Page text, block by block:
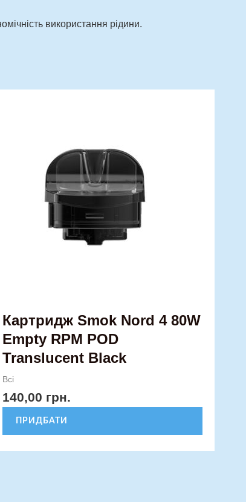
використання рідини.
Картридж Smok Nord 4 80W
Empty RPM POD
Translucent Black
Всі
140,00 грн.
ПРИДБАТИ